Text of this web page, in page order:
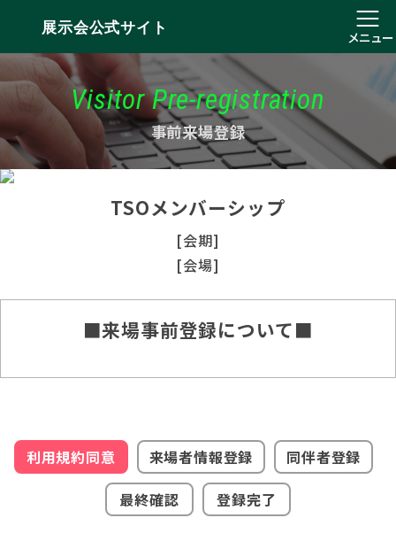
展示会公式サイト
メニュー
Visitor Pre-registration
事前来場登録
TSOメンバーシップ
[会期]
[会場]
■来場事前登録について■
利用規約同意 来場者情報登録
同伴者登録
最終確認
登録完了